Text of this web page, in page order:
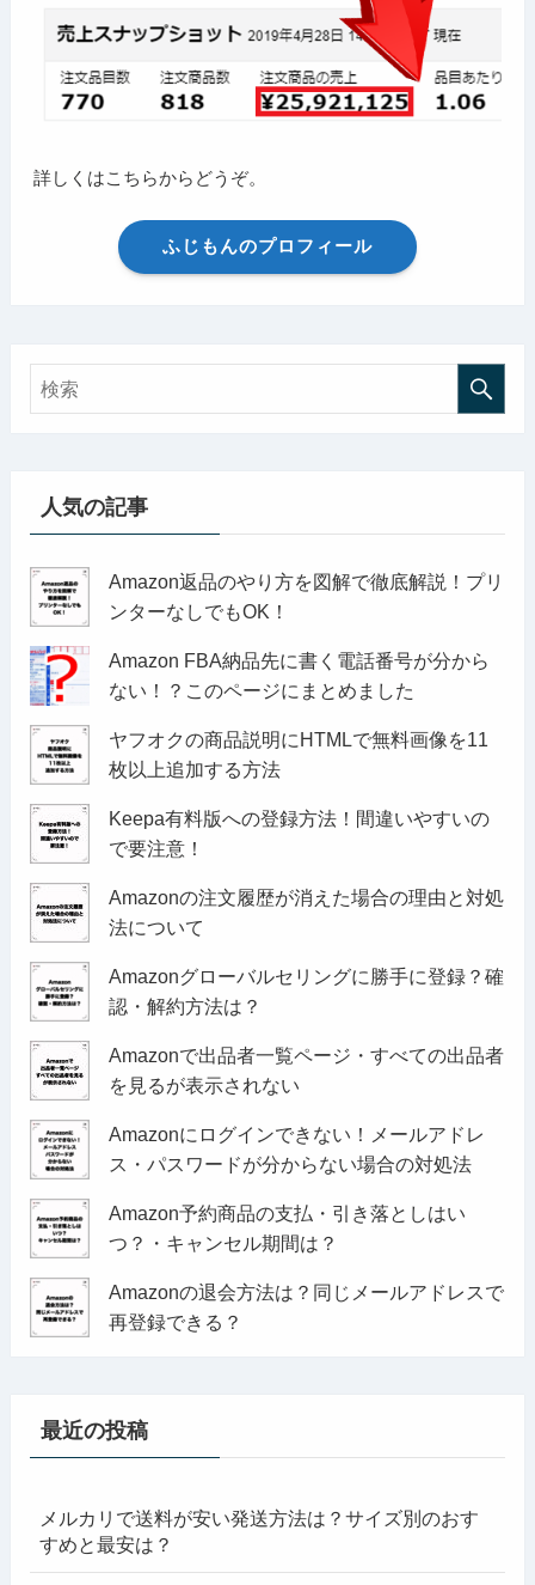
詳しくはこちらからどうぞ。
ふじもんのプロフィール
人気の記事
Amazon返品のやり方を図解で徹底解説！プリ
ンターなしでもOK！
Amazon FBA納品先に書く電話番号が分から
ない！？このページにまとめました
ヤフオクの商品説明にHTMLで無料画像を11
枚以上追加する方法
Keepa有料版への登録方法！間違いやすいの
で要注意！
Amazonの注文履歴が消えた場合の理由と対処
法について
Amazonグローバルセリングに勝手に登録？確
認・解約方法は？
Amazonで出品者一覧ページ・すべての出品者
を見るが表示されない
Amazonにログインできない！メールアドレ
ス・パスワードが分からない場合の対処法
Amazon予約商品の支払・引き落としはい
つ？・キャンセル期間は？
Amazonの退会方法は？同じメールアドレスで
再登録できる？
最近の投稿
メルカリで送料が安い発送方法は？サイズ別のおす
すめと最安は？